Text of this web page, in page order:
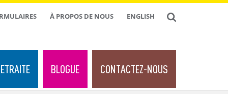
À PROPOS DE NOUS ENGLISH
BLOGUE CONTACTEZ-NOUS